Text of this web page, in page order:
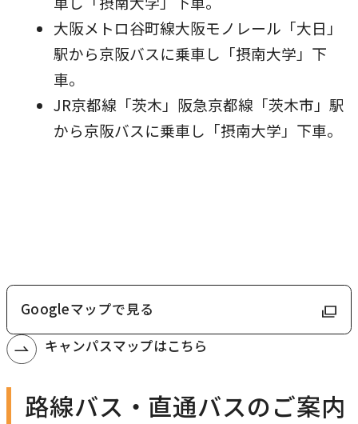
大阪メトロ谷町線大阪モノレール「大日」
駅から京阪バスに乗車し「摂南大学」下
車。
JR京都線「茨木」阪急京都線「茨木市」駅
から京阪バスに乗車し「摂南大学」下車。
外
部
サ
ト
Googleマップで見る
キャンパスマップはこちら
路線バス・直通バスのご案内